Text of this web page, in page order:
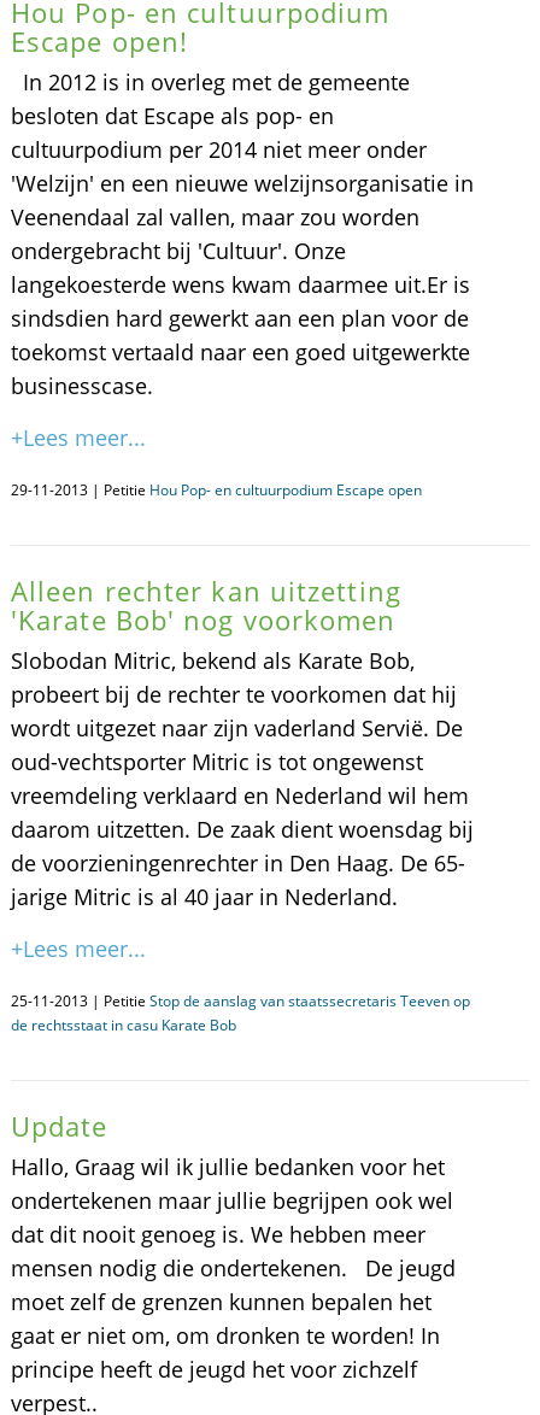
Hou Pop- en cultuurpodium
Escape open!
In 2012 is in overleg met de gemeente
besloten dat Escape als pop- en
cultuurpodium per 2014 niet meer onder
'Welzijn' en een nieuwe welzijnsorganisatie in
Veenendaal zal vallen, maar zou worden
ondergebracht bij 'Cultuur'. Onze
langekoesterde wens kwam daarmee uit.Er is
sindsdien hard gewerkt aan een plan voor de
toekomst vertaald naar een goed uitgewerkte
businesscase.
+Lees meer...
29-11-2013 | Petitie Hou Pop- en cultuurpodium Escape open
Alleen rechter kan uitzetting
'Karate Bob' nog voorkomen
Slobodan Mitric, bekend als Karate Bob,
probeert bij de rechter te voorkomen dat hij
wordt uitgezet naar zijn vaderland Servië. De
oud-vechtsporter Mitric is tot ongewenst
vreemdeling verklaard en Nederland wil hem
daarom uitzetten. De zaak dient woensdag bij
de voorzieningenrechter in Den Haag. De 65-
jarige Mitric is al 40 jaar in Nederland.
+Lees meer...
25-11-2013 | Petitie Stop de aanslag van staatssecretaris Teeven op
de rechtsstaat in casu Karate Bob
Update
Hallo, Graag wil ik jullie bedanken voor het
ondertekenen maar jullie begrijpen ook wel
dat dit nooit genoeg is. We hebben meer
mensen nodig die ondertekenen. De jeugd
moet zelf de grenzen kunnen bepalen het
gaat er niet om, om dronken te worden! In
principe heeft de jeugd het voor zichzelf
verpest..